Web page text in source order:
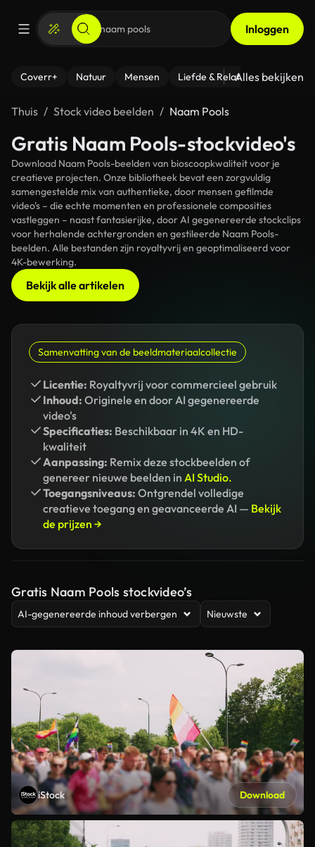
Inloggen
Coverr+ Natuur Mensen Liefde & Relaties - Fitness
Alles bekijken
Thuis Stock video beelden Naam Pools
Gratis Naam Pools-stockvideo's
Download Naam Pools-beelden van bioscoopkwaliteit voor je
creatieve projecten. Onze bibliotheek bevat een zorgvuldig
samengestelde mix van authentieke, door mensen gefilmde
video's – die echte momenten en professionele composities
vastleggen – naast fantasierijke, door AI gegenereerde stockclips
voor herhalende achtergronden en gestileerde Naam Pools-
beelden. Alle bestanden zijn royaltyvrij en geoptimaliseerd voor
4K-bewerking.
Bekijk alle artikelen
Samenvatting van de beeldmateriaalcollectie
Licentie: Royaltyvrij voor commercieel gebruik
Inhoud: Originele en door AI gegenereerde
video's
Specificaties: Beschikbaar in 4K en HD-
kwaliteit
Aanpassing: Remix deze stockbeelden of
genereer nieuwe beelden in AI Studio.
Toegangsniveaus: Ontgrendel volledige
creatieve toegang en geavanceerde AI — Bekijk
de prijzen →
Gratis Naam Pools stockvideo’s
AI-gegenereerde inhoud verbergen Nieuwste
iStock Download